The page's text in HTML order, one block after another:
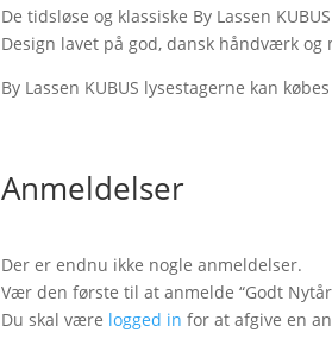
De tidsløse og klassiske By Lassen
Design lavet på god, dansk håndværk
By Lassen KUBUS lysestagerne kan købes
Anmeldelser
Der er endnu ikke nogle anmeldelser.
Vær den første til at anmelde “Godt
Du skal være logged in for at afgive en